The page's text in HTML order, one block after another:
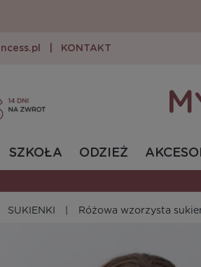
KONTAKT
SZKOŁA ODZIEŻ
SUKIENKI Różowa wzorzysta